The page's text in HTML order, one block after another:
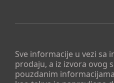
Sve informacije u vezi sa
prodaju, a iz izvora ovog
pouzdanim